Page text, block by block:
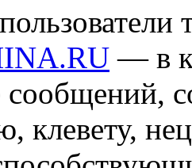
— в
сообщений,
клевету,